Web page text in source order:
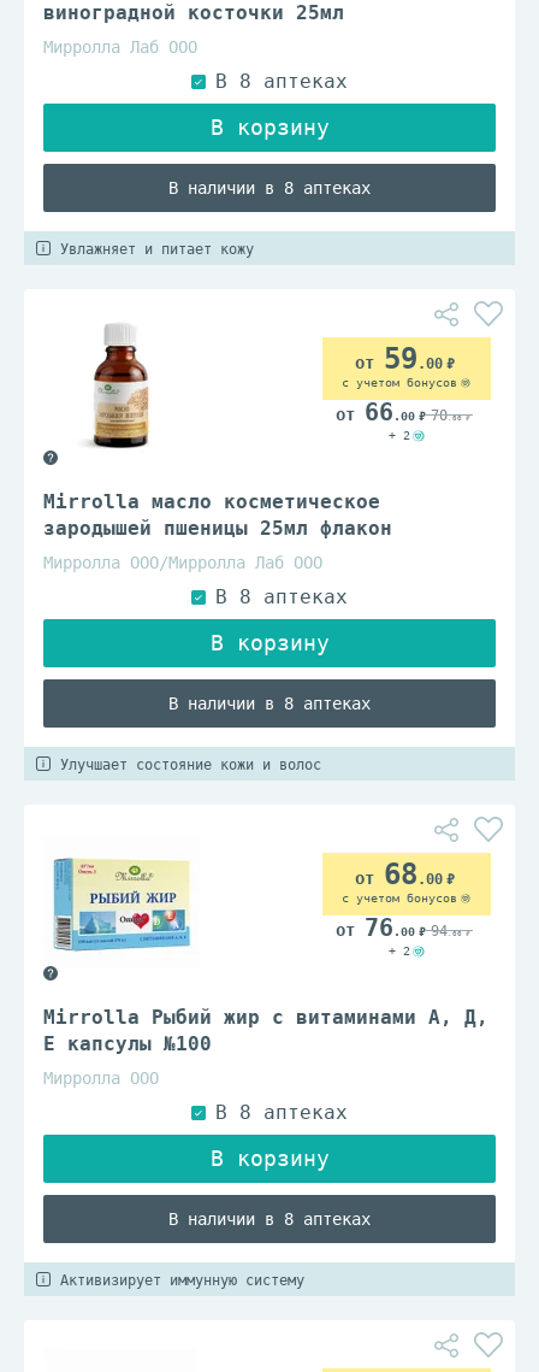
виноградной косточки 25мл
Мирролла Лаб ООО
В наличии в 8 аптеках
Увлажняет и питает кожу
Mirrolla масло косметическое
зародышей пшеницы 25мл флакон
Мирролла ООО/Мирролла Лаб ООО
В наличии в 8 аптеках
59 .00
с учетом бонусов
66 .00 70.00
+ 2
Улучшает состояние кожи и волос
Mirrolla Рыбий жир с витаминами А, Д,
Е капсулы №100
Мирролла ООО
В наличии в 8 аптеках
68 .00
с учетом бонусов
76 .00 94.00
+ 2
Активизирует иммунную систему